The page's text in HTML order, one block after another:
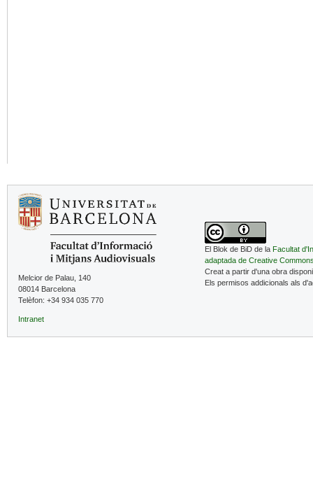
Melcior de Palau, 140
08014 Barcelona
Telèfon: +34 934 035 770
Intranet
El Blok de BiD de la Facultat
adaptada de Creative
Creat a partir d'una obra
Els permisos addicionals als